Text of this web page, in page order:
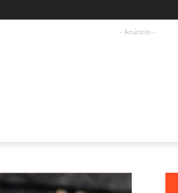
- Anúncio -